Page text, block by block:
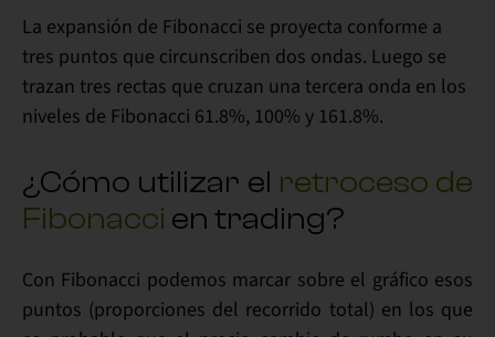
La expansión de Fibonacci se proyecta conforme a
tres puntos que circunscriben dos ondas. Luego se
trazan tres rectas que cruzan una tercera onda en los
niveles de Fibonacci 61.8%, 100% y 161.8%.
¿Cómo utilizar el retroceso de
Fibonacci en trading?
Con Fibonacci podemos marcar sobre el gráfico esos
puntos (proporciones del recorrido total) en los que